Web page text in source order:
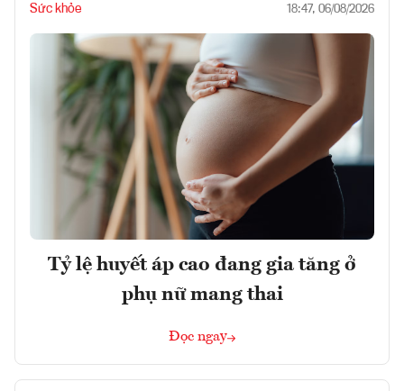
Sức khỏe 18:47, 06/08/2026
Tỷ lệ huyết áp cao đang gia tăng ở
phụ nữ mang thai
Đọc ngay